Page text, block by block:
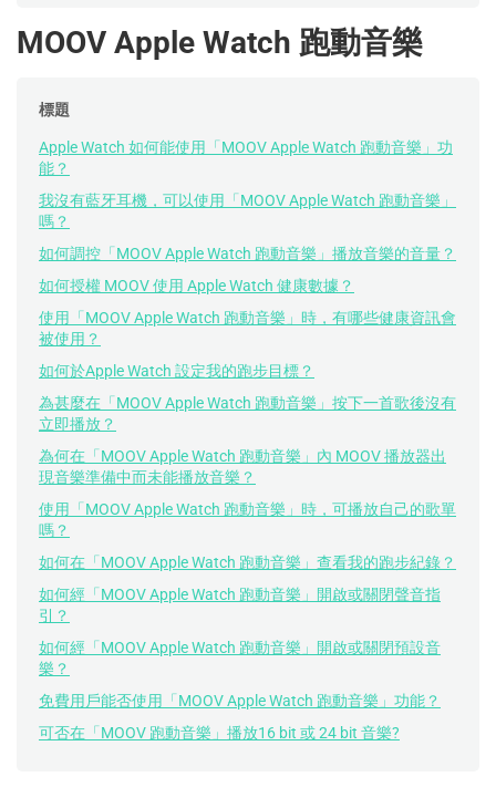
MOOV Apple Watch 跑動音樂
標題
Apple Watch 如何能使用「MOOV Apple Watch 跑動音樂」功
能？
我沒有藍牙耳機，可以使用「MOOV Apple Watch 跑動音樂」
嗎？
如何調控「MOOV Apple Watch 跑動音樂」播放音樂的音量？
如何授權 MOOV 使用 Apple Watch 健康數據？
使用「MOOV Apple Watch 跑動音樂」時，有哪些健康資訊會
被使用？
如何於Apple Watch 設定我的跑步目標？
為甚麼在「MOOV Apple Watch 跑動音樂」按下一首歌後沒有
立即播放？
為何在「MOOV Apple Watch 跑動音樂」內 MOOV 播放器出
現音樂準備中而未能播放音樂？
使用「MOOV Apple Watch 跑動音樂」時，可播放自己的歌單
嗎？
如何在「MOOV Apple Watch 跑動音樂」查看我的跑步紀錄？
如何經「MOOV Apple Watch 跑動音樂」開啟或關閉聲音指
引？
如何經「MOOV Apple Watch 跑動音樂」開啟或關閉預設音
樂？
免費用戶能否使用「MOOV Apple Watch 跑動音樂」功能？
可否在「MOOV 跑動音樂」播放16 bit 或 24 bit 音樂?